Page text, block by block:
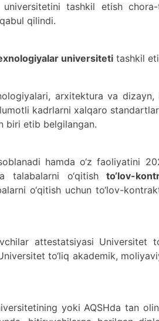
tashkil etish chora-
qilindi.
universiteti tashkil
arxitektura va
kadrlarni xalqaro
biri etib belgilangan.
hamda o‘z faoliyatini
talabalarni o‘qitish to‘lov-
o‘qitish uchun to‘lov-
attestatsiyasi Universitet
to‘liq akademik,
yoki AQSHda tan